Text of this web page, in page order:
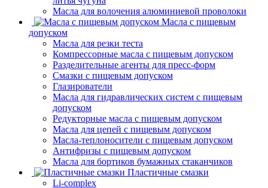
Масла для волочения алюминиевой проволоки
Масла с пищевым
допуском
Масла для резки теста
Компрессорные масла с пищевым допуском
Разделительные агенты для пресс-форм
Смазки с пищевым допуском
Глазирователи
Масла для гидравлических систем с пищевым
допуском
Редукторные масла с пищевым допуском
Масла для цепей с пищевым допуском
Масла-теплоносители с пищевым допуском
Антифризы с пищевым допуском
Масла для бортиков бумажных стаканчиков
Пластичные смазки
Li-complex